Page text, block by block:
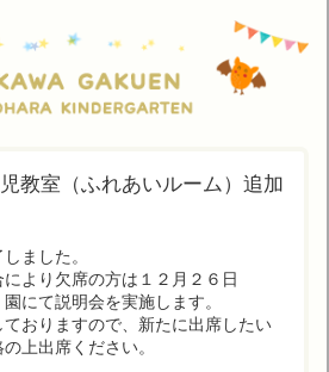
教室（ふれあいルーム）追加
ました。
より欠席の方は１２月２６日
にて説明会を実施します。
おりますので、新たに出席したい
上出席ください。